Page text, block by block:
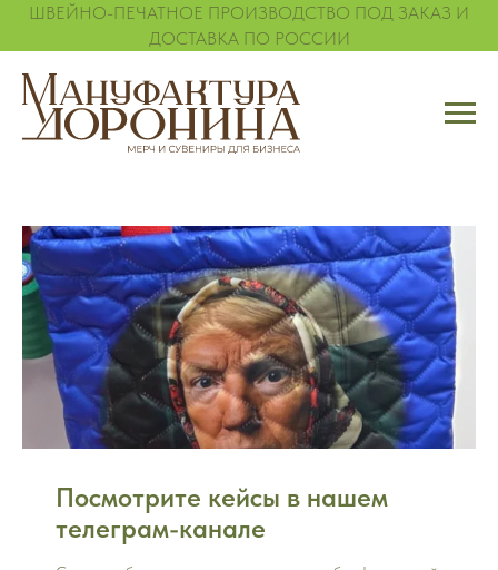
ШВЕЙНО-ПЕЧАТНОЕ ПРОИЗВОДСТВО ПОД ЗАКАЗ И
ДОСТАВКА ПО РОССИИ
Посмотрите кейсы в нашем
телеграм-канале